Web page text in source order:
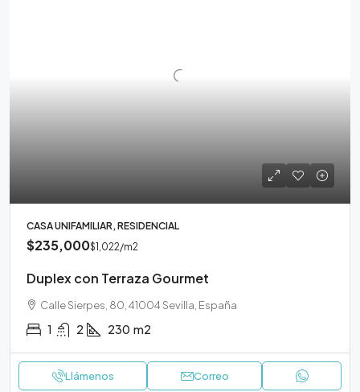
CASA UNIFAMILIAR, RESIDENCIAL
$235,000$1,022/m2
Duplex con Terraza Gourmet
Calle Sierpes, 80, 41004 Sevilla, España
1 2 230 m2
Llámenos Correo